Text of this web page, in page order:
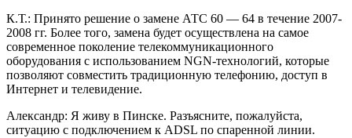
К.Т.: Принято решение о замене АТС 60 — 64 в течение 2007-
2008 гг. Более того, замена будет осуществлена на самое
современное поколение телекоммуникационного
оборудования с использованием NGN-технологий, которые
позволяют совместить традиционную телефонию, доступ в
Интернет и телевидение.
Александр: Я живу в Пинске. Разъясните, пожалуйста,
ситуацию с подключением к ADSL по спаренной линии.